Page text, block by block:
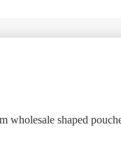
wholesale shaped